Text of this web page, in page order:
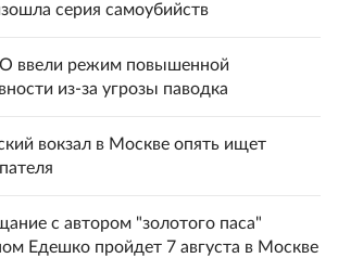
серия самоубийств
ввели режим повышенной
из-за угрозы паводка
вокзал в Москве опять ищет
с автором "золотого паса"
Едешко пройдет 7 августа в Москве